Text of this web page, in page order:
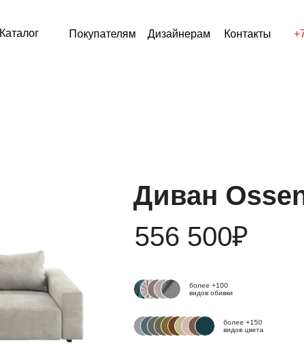
Контакты
Дизайнерам
Покупателям
Каталог
556 500₽
Диван
более +100
видов обивки
более +150
видов цвета